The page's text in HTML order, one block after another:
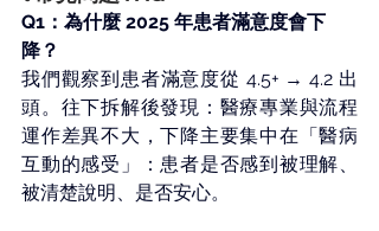
Q1：為什麼 2025 年患者滿意度會下
降？
我們觀察到患者滿意度從 4.5+ → 4.2 出
頭。往下拆解後發現：醫療專業與流程
運作差異不大，下降主要集中在「醫病
互動的感受」：患者是否感到被理解、
被清楚說明、是否安心。